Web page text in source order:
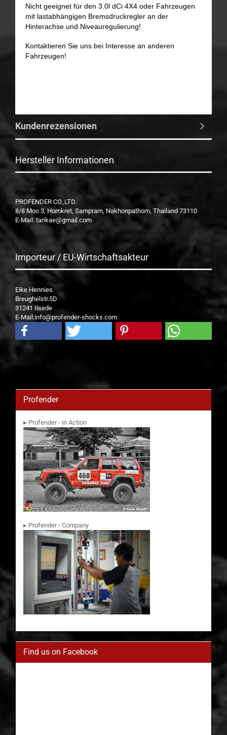
Nicht geeignet für den 3.0l dCi 4X4 oder Fahrzeugen
mit lastabhängigen Bremsdruckregler an der
Hinterachse und Niveauregulierung!
Kontaktieren Sie uns bei Interesse an anderen
Fahrzeugen!
Kundenrezensionen
Hersteller Informationen
Profender
PROFENDER CO.,LTD.
8/8 Moo 3, Homkret, Sampram, Nakhonpathom, Thailand 73110
E-Mail: tarikae@gmail.com
Importeur / EU-Wirtschaftsakteur
Eike Hennies
Breughelstr.5D
31241 Ilsede
E-Mail:info@profender-shocks.com
Profender
▸ Profender - in Action
▸ Profender - Company
Find us on Facebook